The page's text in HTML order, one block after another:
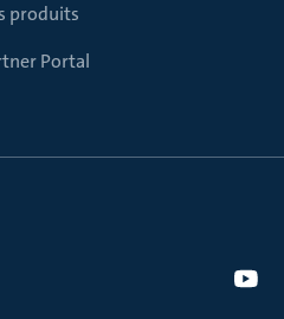
produits
Portal